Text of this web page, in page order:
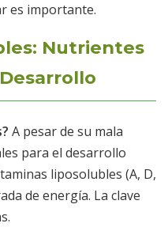
es importante.
Nutrientes
A pesar de su mala
para el desarrollo
liposolubles (A, D,
de energía. La clave